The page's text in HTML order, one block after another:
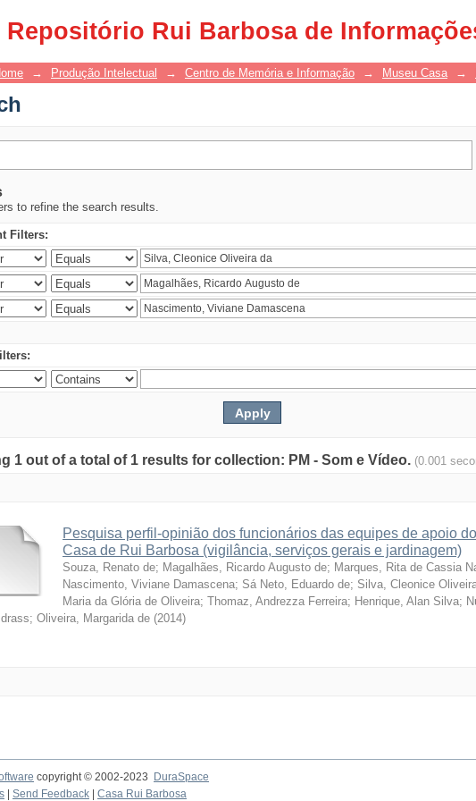
Repositório Rui Barbosa de
→ Produção Intelectual → Centro de Memória e Informação → Museu Casa →
to refine the search results.
Filters:
1 out of a total of 1 results for collection: PM - Som e Vídeo. (0.001
Pesquisa perfil-opinião dos funcionários das equipes de apoio
Casa de Rui Barbosa (vigilância, serviços gerais e jardinagem)
Souza, Renato de; Magalhães, Ricardo Augusto de; Marques, Rita de Cassia
Nascimento, Viviane Damascena; Sá Neto, Eduardo de; Silva, Cleonice
Maria da Glória de Oliveira; Thomaz, Andrezza Ferreira; Henrique, Alan Silva;
; Oliveira, Margarida de (2014)
copyright © 2002-2023 DuraSpace
Send Feedback Casa Rui Barbosa